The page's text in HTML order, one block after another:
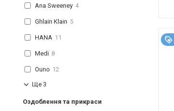
Ana Sweeney 4
Ghlain Klain 5
HANA 11
Medi 8
Ouno 12
Ще 3
Оздоблення та прикраси